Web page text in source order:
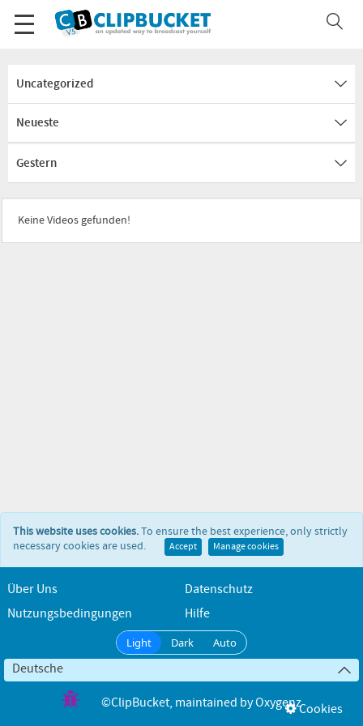
Uncategorized
Neueste
Gestern
Keine Videos gefunden!
This website uses cookies.To ensure the best experience, only strictly
necessary cookies are used.
Accept Manage cookies
Über Uns
Datenschutz
Nutzungsbedingungen
Hilfe
Light Dark Auto
Deutsche
©ClipBucket, maintained byOxygenzCookies